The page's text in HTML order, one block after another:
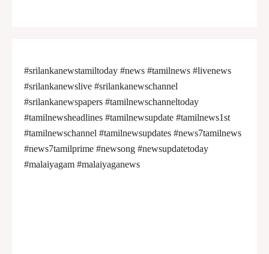
#srilankanewstamiltoday #news #tamilnews #livenews
#srilankanewslive #srilankanewschannel
#srilankanewspapers #tamilnewschanneltoday
#tamilnewsheadlines #tamilnewsupdate #tamilnews1st
#tamilnewschannel #tamilnewsupdates #news7tamilnews
#news7tamilprime #newsong #newsupdatetoday
#malaiyagam #malaiyaganews